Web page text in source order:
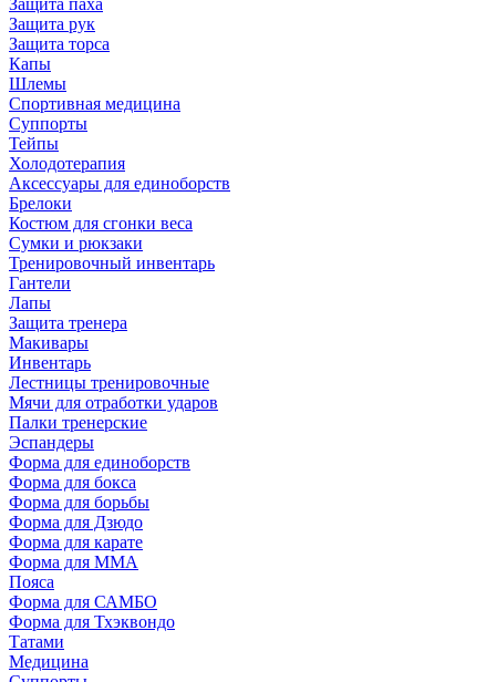
Защита паха
Защита рук
Защита торса
Капы
Шлемы
Спортивная медицина
Суппорты
Тейпы
Холодотерапия
Аксессуары для единоборств
Брелоки
Костюм для сгонки веса
Сумки и рюкзаки
Тренировочный инвентарь
Гантели
Лапы
Защита тренера
Макивары
Инвентарь
Лестницы тренировочные
Мячи для отработки ударов
Палки тренерские
Эспандеры
Форма для единоборств
Форма для бокса
Форма для борьбы
Форма для Дзюдо
Форма для карате
Форма для MMA
Пояса
Форма для САМБО
Форма для Тхэквондо
Татами
Медицина